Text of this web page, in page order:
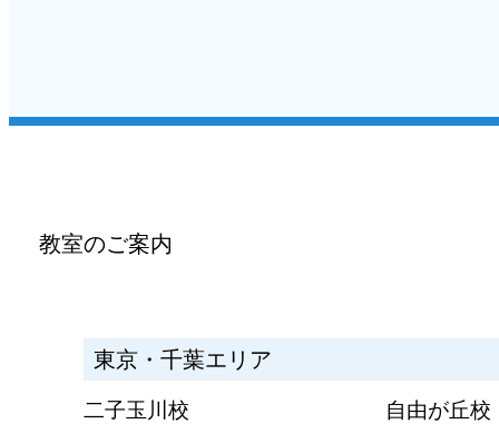
教室のご案内
東京・千葉エリア
二子玉川校
自由が丘校